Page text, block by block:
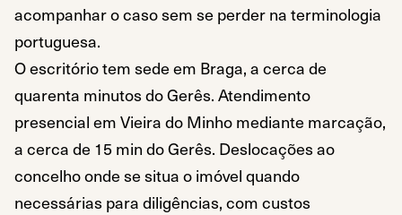
acompanhar o caso sem se perder na terminologia
portuguesa.
O escritório tem sede em Braga, a cerca de
quarenta minutos do Gerês. Atendimento
presencial em Vieira do Minho mediante marcação,
a cerca de 15 min do Gerês. Deslocações ao
concelho onde se situa o imóvel quando
necessárias para diligências, com custos